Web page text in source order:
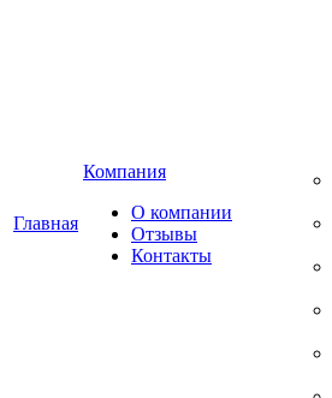
Главная
Компания
О компании
Отзывы
Контакты